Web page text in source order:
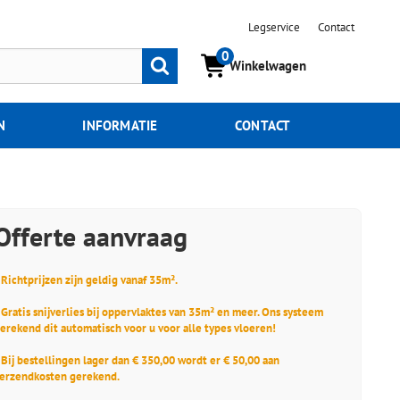
Legservice Contact
0
Winkelwagen
Zoeken
INFORMATIE CONTACT
aanvraag
zijn geldig vanaf 35m².
snijverlies bij oppervlaktes van 35m² en meer. Ons systeem
dit automatisch voor u voor alle types vloeren!
bestellingen lager dan € 350,00 wordt er € 50,00 aan
gerekend.